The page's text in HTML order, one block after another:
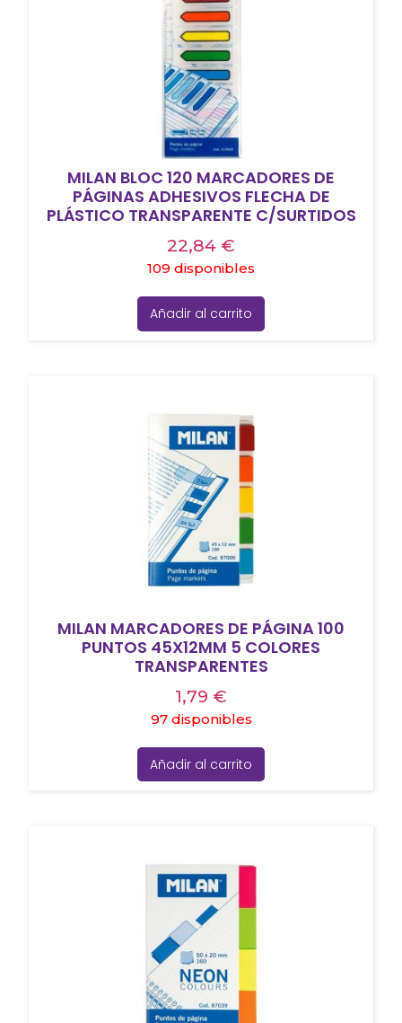
MILAN BLOC 120 MARCADORES DE
PÁGINAS ADHESIVOS FLECHA DE
PLÁSTICO TRANSPARENTE C/SURTIDOS
22,84 €
109 disponibles
Añadir al carrito
MILAN MARCADORES DE PÁGINA 100
PUNTOS 45X12MM 5 COLORES
TRANSPARENTES
1,79 €
97 disponibles
Añadir al carrito